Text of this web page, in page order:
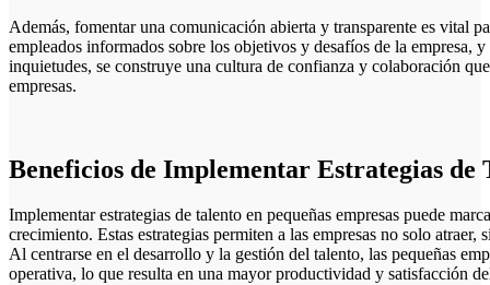
Además, fomentar una comunicación abierta y transparente es vital
empleados informados sobre los objetivos y desafíos de la empresa,
inquietudes, se construye una cultura de confianza y colaboración
empresas.
Beneficios de Implementar Estrategias de
Implementar estrategias de talento en pequeñas empresas puede
crecimiento. Estas estrategias permiten a las empresas no solo
Al centrarse en el desarrollo y la gestión del talento, las pequeñas
operativa, lo que resulta en una mayor productividad y satisfacción